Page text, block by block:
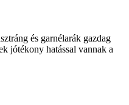
és garnélarák gazdag
jótékony hatással vannak a